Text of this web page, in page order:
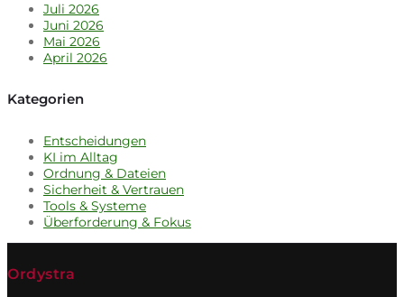
Juli 2026
Juni 2026
Mai 2026
April 2026
Kategorien
Entscheidungen
KI im Alltag
Ordnung & Dateien
Sicherheit & Vertrauen
Tools & Systeme
Überforderung & Fokus
Ordystra